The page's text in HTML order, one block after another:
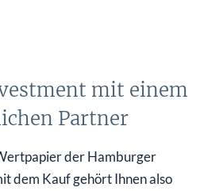
mit einem
Partner
der Hamburger
dem Kauf gehört Ihnen also